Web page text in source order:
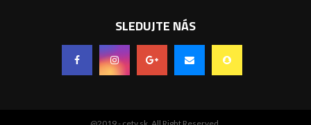
SLEDUJTE NÁS